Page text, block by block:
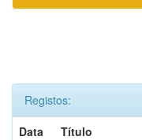
Registos:
Data
Título